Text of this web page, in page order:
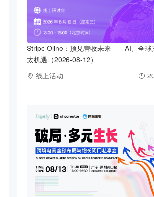
Stripe Oline：预见营收未来——AI、全球
太机遇（2026-08-12）
线上活动